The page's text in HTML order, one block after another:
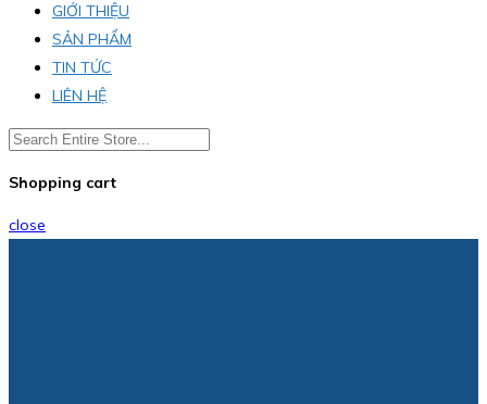
GIỚI THIỆU
SẢN PHẨM
TIN TỨC
LIÊN HỆ
Shopping cart
close